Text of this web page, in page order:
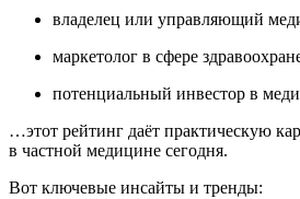
владелец или управляющий
маркетолог в сфере
потенциальный инвестор в
…этот рейтинг даёт практическую
в частной медицине сегодня.
Вот ключевые инсайты и тренды: